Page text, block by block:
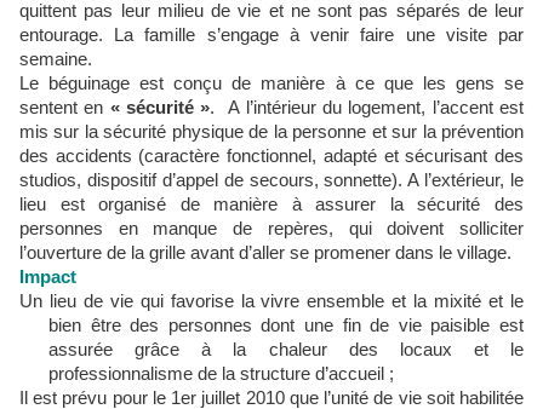
quittent pas leur milieu de vie et ne sont pas séparés de leur
entourage. La famille s’engage à venir faire une visite par
semaine.
Le béguinage est conçu de manière à ce que les gens se
sentent en « sécurité ». A l’intérieur du logement, l’accent est
mis sur la sécurité physique de la personne et sur la prévention
des accidents (caractère fonctionnel, adapté et sécurisant des
studios, dispositif d’appel de secours, sonnette). A l’extérieur, le
lieu est organisé de manière à assurer la sécurité des
personnes en manque de repères, qui doivent solliciter
l’ouverture de la grille avant d’aller se promener dans le village.
Impact
Un lieu de vie qui favorise la vivre ensemble et la mixité et le
bien être des personnes dont une fin de vie paisible est
assurée grâce à la chaleur des locaux et le
professionnalisme de la structure d’accueil ;
Il est prévu pour le 1er juillet 2010 que l’unité de vie soit habilitée